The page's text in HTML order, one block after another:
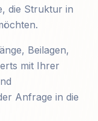
die Struktur in
Beilagen,
mit Ihrer
Anfrage in die